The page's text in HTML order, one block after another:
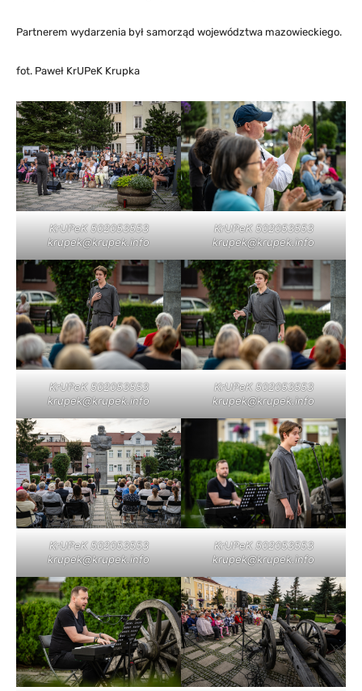
Partnerem wydarzenia był samorząd województwa mazowieckiego.
fot. Paweł KrUPeK Krupka
KrUPeK 502053553
krupek@krupek.info
KrUPeK 502053553
krupek@krupek.info
KrUPeK 502053553
krupek@krupek.info
KrUPeK 502053553
krupek@krupek.info
KrUPeK 502053553
krupek@krupek.info
KrUPeK 502053553
krupek@krupek.info